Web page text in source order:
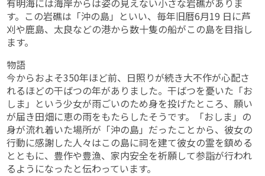
有明海には海岸からは姿の見えない小さな岩礁がありま
す。この岩礁は「沖の島」といい、毎年旧暦6月19 日に芦
刈や鹿島、太良などの港から数十隻の船がこの島を目指し
ます。
物語
今からおよそ350年ほど前、日照りが続き大不作が心配さ
れるほどの干ばつの年がありました。干ばつを憂いた「お
しま」という少女が雨ごいのため身を投げたところ、願い
が届き田畑に恵の雨をもたらしたそうです。「おしま」の
身が流れ着いた場所が「沖の島」だったことから、彼女の
行動に感謝した人々はこの島に祠を建て彼女の霊を鎮める
とともに、豊作や豊漁、家内安全を祈願して参詣が行われ
るようになったと伝わっています。